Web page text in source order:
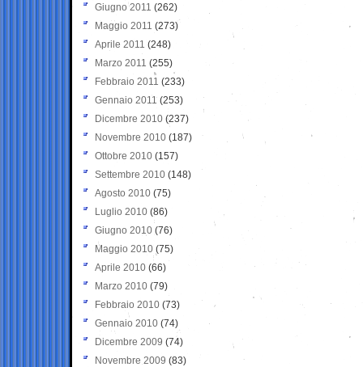
Giugno 2011 (262)
Maggio 2011 (273)
Aprile 2011 (248)
Marzo 2011 (255)
Febbraio 2011 (233)
Gennaio 2011 (253)
Dicembre 2010 (237)
Novembre 2010 (187)
Ottobre 2010 (157)
Settembre 2010 (148)
Agosto 2010 (75)
Luglio 2010 (86)
Giugno 2010 (76)
Maggio 2010 (75)
Aprile 2010 (66)
Marzo 2010 (79)
Febbraio 2010 (73)
Gennaio 2010 (74)
Dicembre 2009 (74)
Novembre 2009 (83)